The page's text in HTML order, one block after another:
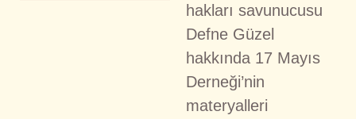
hakları savunucusu
Defne Güzel
hakkında 17 Mayıs
Derneği’nin
materyalleri